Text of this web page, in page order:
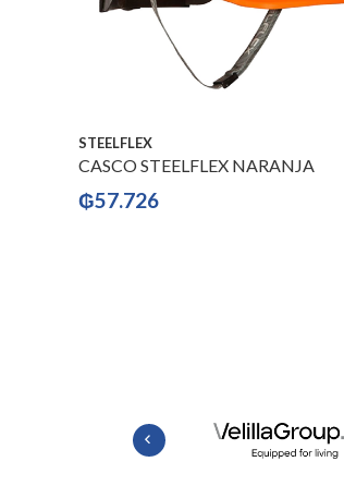
STEELFLEX
CASCO STEELFLEX NARANJA
₲57.726